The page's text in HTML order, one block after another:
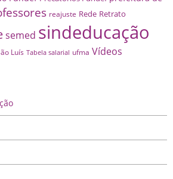
reajuste Rede Retrato
semed sindeducação
Luís Tabela salarial ufma Vídeos